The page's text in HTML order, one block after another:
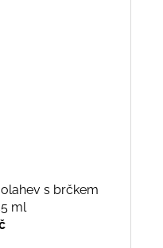
s brčkem
ml